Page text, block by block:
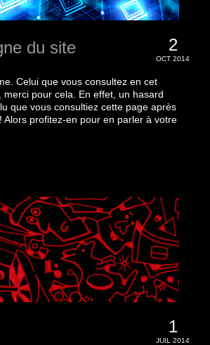
2
OCT 2014
du site
Celui que vous consultez en cet
merci pour cela. En effet, un hasard
que vous consultiez cette page après
Alors profitez-en pour en parler à votre
1
JUIL 2014